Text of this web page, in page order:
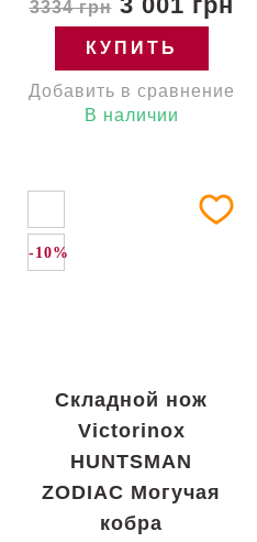
3334 грн
КУПИТЬ
Добавить в сравнение
В наличии
-10%
Складной нож
Victorinox
HUNTSMAN
ZODIAC Могучая
кобра